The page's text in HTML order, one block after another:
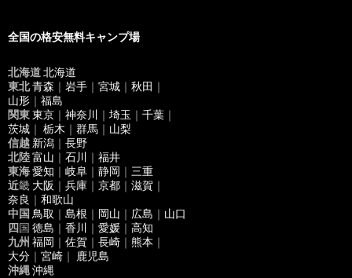
全国の格安無料キャンプ場
北海道北海道
東北青森 ｜ 岩手 ｜ 宮城 ｜ 秋田 ｜
山形 ｜ 福島
関東東京 ｜ 神奈川 ｜ 埼玉 ｜ 千葉 ｜
茨城 ｜ 栃木 ｜ 群馬 ｜ 山梨
信越 新潟 ｜ 長野
北陸富山 ｜ 石川 ｜ 福井
東海愛知 ｜ 岐阜 ｜ 静岡 ｜ 三重
近畿 大阪 ｜ 兵庫 ｜ 京都 ｜ 滋賀 ｜
奈良 ｜ 和歌山
中国 鳥取 ｜ 島根 ｜ 岡山 ｜ 広島 ｜ 山口
四国 徳島 ｜ 香川 ｜ 愛媛 ｜ 高知
九州 福岡 ｜ 佐賀 ｜ 長崎 ｜ 熊本 ｜
大分 ｜ 宮崎 ｜
鹿児島
沖縄沖縄